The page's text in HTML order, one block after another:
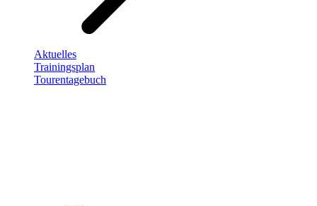
Aktuelles
Trainingsplan
Tourentagebuch